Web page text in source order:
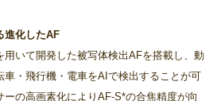
進化したAF
用いて開発した被写体検出AFを搭載し、動
車・飛行機・電車をAIで検出することが可
の高画素化によりAF-S*の合焦精度が向